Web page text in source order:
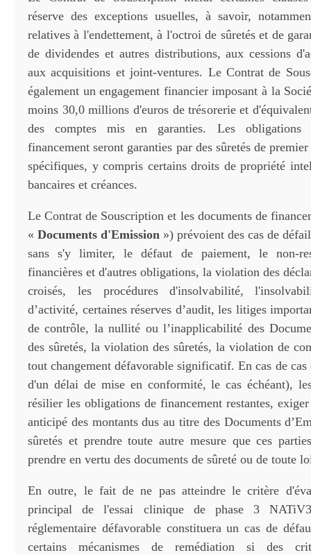
réserve des exceptions usuelles, à savoir,
relatives à l'endettement, à l'octroi de sûretés et de
de dividendes et autres distributions, aux cessions
aux acquisitions et joint-ventures. Le Contrat de
également un engagement financier imposant à la
moins 30,0 millions d'euros de trésorerie et
des comptes mis en garanties. Les obligations
financement seront garanties par des sûretés de
spécifiques, y compris certains droits de propriété
bancaires et créances.
Le Contrat de Souscription et les documents de
« Documents d'Emission ») prévoient des cas de
sans s'y limiter, le défaut de paiement, le non-
financières et d'autres obligations, la violation des
croisés, les procédures d'insolvabilité,
d’activité, certaines réserves d’audit, les litiges
de contrôle, la nullité ou l’inapplicabilité des
des sûretés, la violation des sûretés, la violation de
tout changement défavorable significatif. En cas de cas
d'un délai de mise en conformité, le cas échéant),
résilier les obligations de financement restantes,
anticipé des montants dus au titre des Documents
sûretés et prendre toute autre mesure que ces
prendre en vertu des documents de sûreté ou de toute
En outre, le fait de ne pas atteindre le critère
principal de l'essai clinique de phase 3
réglementaire défavorable constituera un cas de
certains mécanismes de remédiation si des